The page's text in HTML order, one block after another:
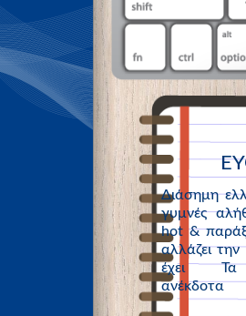
Διάσημη
γυμνές
hot &
αλλάζει την
έχει Τα
ανέκδοτα